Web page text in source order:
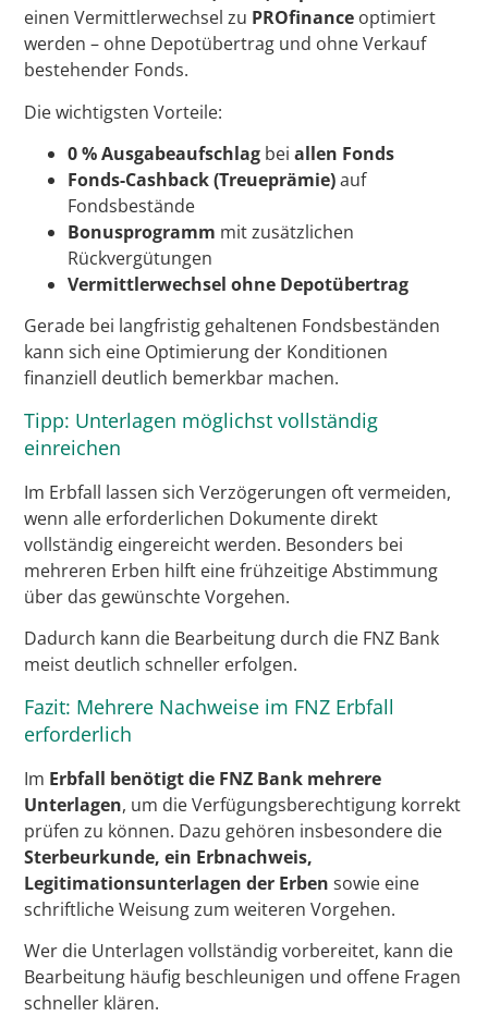
einen Vermittlerwechsel zu PROfinance optimiert
werden – ohne Depotübertrag und ohne Verkauf
bestehender Fonds.
Die wichtigsten Vorteile:
0 % Ausgabeaufschlag beiallen Fonds
Fonds-Cashback (Treueprämie)auf
Fondsbestände
Bonusprogramm mit zusätzlichen
Rückvergütungen
Vermittlerwechsel ohne Depotübertrag
Gerade bei langfristig gehaltenen Fondsbeständen
kann sich eine Optimierung der Konditionen
finanziell deutlich bemerkbar machen.
Tipp: Unterlagen möglichst vollständig
einreichen
Im Erbfall lassen sich Verzögerungen oft vermeiden,
wenn alle erforderlichen Dokumente direkt
vollständig eingereicht werden. Besonders bei
mehreren Erben hilft eine frühzeitige Abstimmung
über das gewünschte Vorgehen.
Dadurch kann die Bearbeitung durch die FNZ Bank
meist deutlich schneller erfolgen.
Fazit: Mehrere Nachweise im FNZ Erbfall
erforderlich
Im Erbfall benötigt die FNZ Bank mehrere
Unterlagen, um die Verfügungsberechtigung korrekt
prüfen zu können. Dazu gehören insbesondere die
Sterbeurkunde, ein Erbnachweis,
Legitimationsunterlagen der Erben sowie eine
schriftliche Weisung zum weiteren Vorgehen.
Wer die Unterlagen vollständig vorbereitet, kann die
Bearbeitung häufig beschleunigen und offene Fragen
schneller klären.